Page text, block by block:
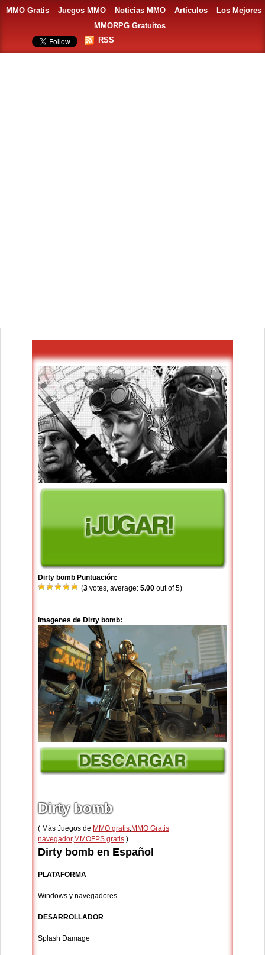
MMO Gratis Juegos MMO Noticias MMO Artículos
Los Mejores
MMORPG Gratuitos
RSS
Dirty bomb Puntuación:
(3 votes, average: 5.00 out of 5)
Imagenes de Dirty bomb:
Dirty bomb
( Más Juegos de MMO gratis,MMO Gratis
navegador,MMOFPS gratis )
Dirty bomb en Español
PLATAFORMA
Windows y navegadores
DESARROLLADOR
Splash Damage